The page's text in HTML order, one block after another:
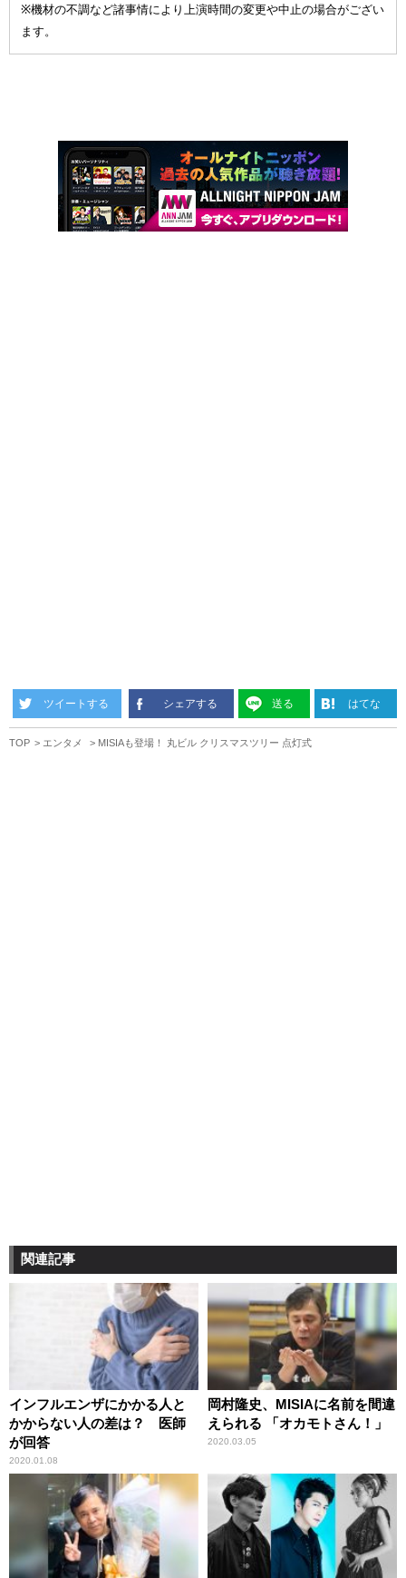
※機材の不調など諸事情により上演時間の変更や中止の場合がござい
ます。
ツイートする シェアする 送る はてな
TOP エンタメ MISIAも登場！ 丸ビル クリスマスツリー 点灯式
関連記事
インフルエンザにかかる人と
かからない人の差は？ 医師
が回答
2020.01.08
岡村隆史、MISIAに名前を間違
えられる 「オカモトさん！」
2020.03.05